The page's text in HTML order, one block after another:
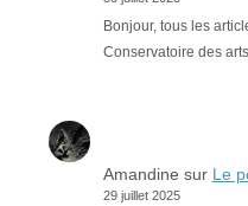
Bonjour, tous les
Conservatoire des
Amandine sur Le
29 juillet 2025